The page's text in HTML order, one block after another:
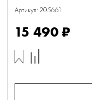
Артикул: 205661
15 490 ₽